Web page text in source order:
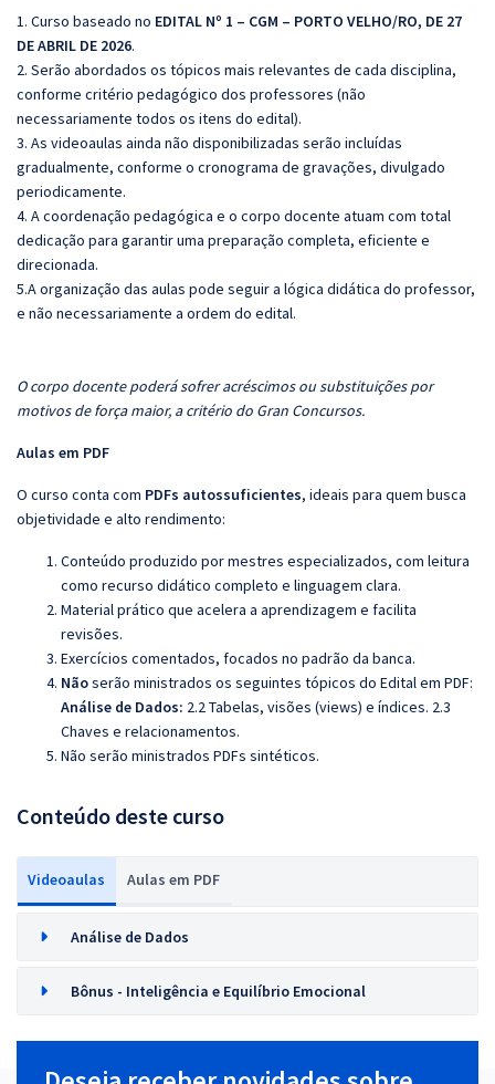
1. Curso baseado no EDITAL Nº 1 – CGM – PORTO VELHO/RO, DE 27
DE ABRIL DE 2026.
2. Serão abordados os tópicos mais relevantes de cada disciplina,
conforme critério pedagógico dos professores (não
necessariamente todos os itens do edital).
3. As videoaulas ainda não disponibilizadas serão incluídas
gradualmente, conforme o cronograma de gravações, divulgado
periodicamente.
4. A coordenação pedagógica e o corpo docente atuam com total
dedicação para garantir uma preparação completa, eficiente e
direcionada.
5.A organização das aulas pode seguir a lógica didática do professor,
e não necessariamente a ordem do edital.
O corpo docente poderá sofrer acréscimos ou substituições por
motivos de força maior, a critério do Gran Concursos.
Aulas em PDF
O curso conta com PDFs autossuficientes, ideais para quem busca
objetividade e alto rendimento:
Conteúdo produzido por mestres especializados, com leitura
como recurso didático completo e linguagem clara.
Material prático que acelera a aprendizagem e facilita
revisões.
Exercícios comentados, focados no padrão da banca.
Nãoserão ministrados os seguintes tópicos do Edital em PDF:
Análise de Dados: 2.2 Tabelas, visões (views) e índices. 2.3
Chaves e relacionamentos.
Não serão ministrados PDFs sintéticos.
Conteúdo deste curso
Videoaulas Aulas em PDF
Análise de Dados
Bônus - Inteligência e Equilíbrio Emocional